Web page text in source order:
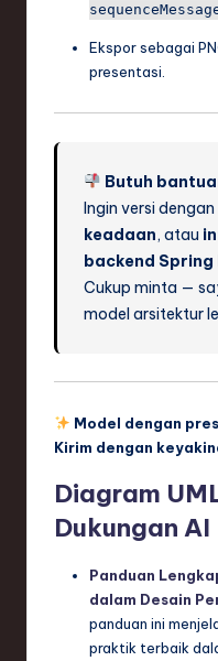
Ekspor sebagai
presentasi.
Butuh
Ingin versi dengan
keadaan, atau
backend
Cukup minta —
model arsitektur
Model dengan
Kirim dengan
Diagram
Dukungan AI
Panduan
dalam Desain
panduan ini
praktik terbaik